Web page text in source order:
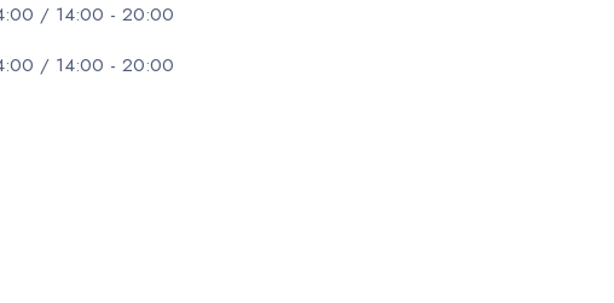
/ 14:00 - 20:00
/ 14:00 - 20:00